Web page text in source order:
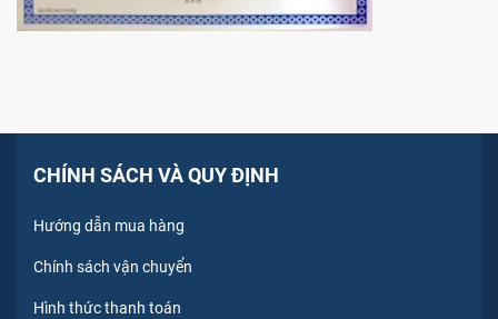
CHÍNH SÁCH VÀ QUY ĐỊNH
Hướng dẫn mua hàng
Chính sách vận chuyển
Hình thức thanh toán